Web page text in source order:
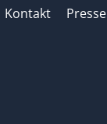
Kontakt Presse